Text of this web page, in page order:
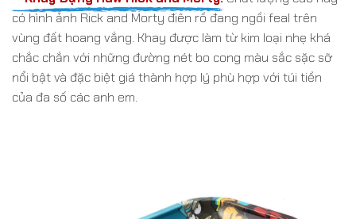
có hình ảnh Rick and Morty điên rồ đang ngồi feal trên
vùng đất hoang vắng. Khay được làm từ kim loại nhẹ khá
chắc chắn với những đường nét bo cong màu sắc sặc sỡ
nổi bật và đặc biệt giá thành hợp lý phù hợp với túi tiền
của đa số các anh em.